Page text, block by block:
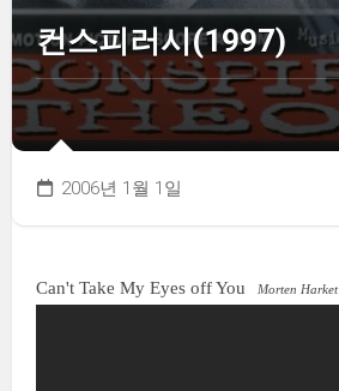
컨스피러시(1997)
2006년 1월 1일
Can't Take My Eyes off You Morten Harket